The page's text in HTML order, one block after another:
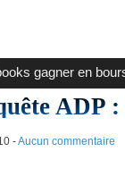
gagner en
ADP
-Aucun commentaire